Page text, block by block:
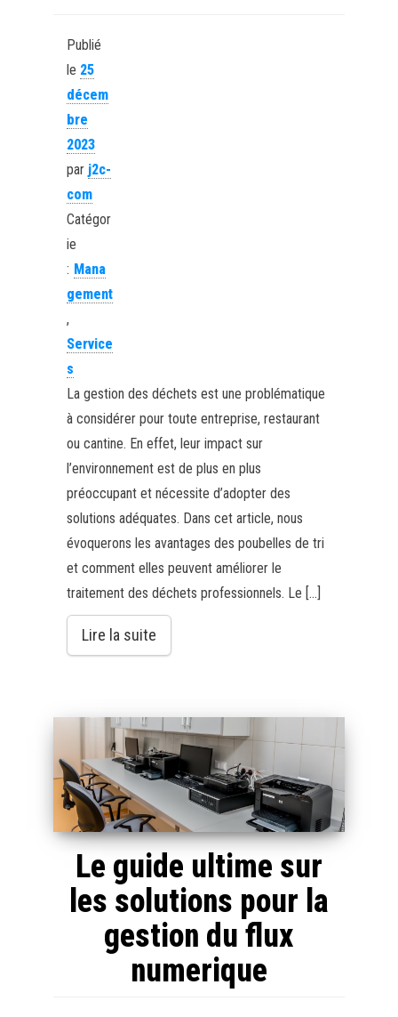
Publié
le 25
décem
bre
2023
par j2c-
com
Catégor
ie
: Mana
gement
,
Service
s
La gestion des déchets est une problématique
à considérer pour toute entreprise, restaurant
ou cantine. En effet, leur impact sur
l’environnement est de plus en plus
préoccupant et nécessite d’adopter des
solutions adéquates. Dans cet article, nous
évoquerons les avantages des poubelles de tri
et comment elles peuvent améliorer le
traitement des déchets professionnels. Le […]
Lire la suite
Le guide ultime sur
les solutions pour la
gestion du flux
numerique